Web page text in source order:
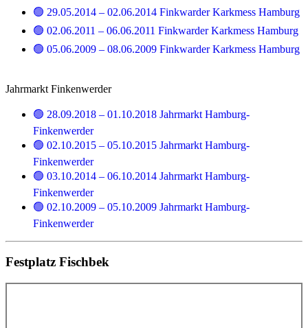
🟢 29.05.2014 – 02.06.2014 Finkwarder Karkmess Hamburg
🟢 02.06.2011 – 06.06.2011 Finkwarder Karkmess Hamburg
🟢 05.06.2009 – 08.06.2009 Finkwarder Karkmess Hamburg
Jahrmarkt Finkenwerder
🟢 28.09.2018 – 01.10.2018 Jahrmarkt Hamburg-
Finkenwerder
🟢 02.10.2015 – 05.10.2015 Jahrmarkt Hamburg-
Finkenwerder
🟢 03.10.2014 – 06.10.2014 Jahrmarkt Hamburg-
Finkenwerder
🟢 02.10.2009 – 05.10.2009 Jahrmarkt Hamburg-
Finkenwerder
Festplatz Fischbek